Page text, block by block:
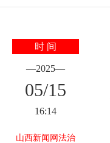
时 间
—2025—
05/15
16:14
山西新闻网法治